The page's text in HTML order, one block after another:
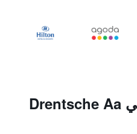
حقائق حول الإقامة في Drentsche Aa